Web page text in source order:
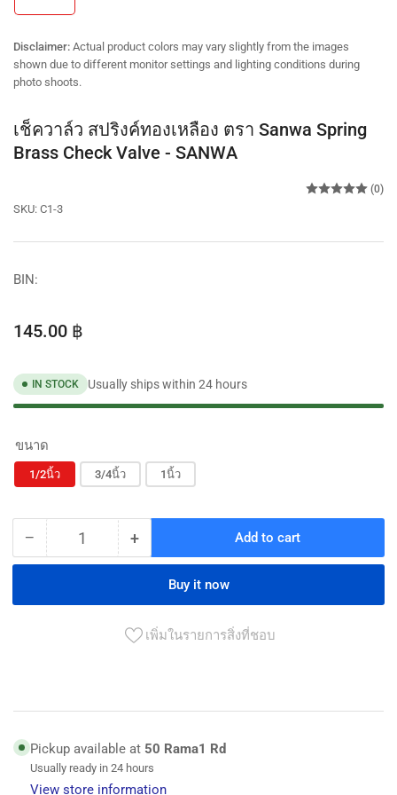
Disclaimer: Actual product colors may vary slightly from the images
shown due to different monitor settings and lighting conditions during
photo shoots.
เช็ควาล์ว สปริงค์ทองเหลือง ตรา Sanwa Spring
Brass Check Valve - SANWA
SKU: C1-3
(0)
BIN:
Regular
145.00 ฿
IN STOCK Usually ships within 24 hours
ขนาด
1/2นิ้ว 3/4นิ้ว 1นิ้ว
− Decrease
quantity
เช็ค
ทอง
ตรา
Sanwa
Quantity +Increase
quantity
เช็ค
วาล์ว
ทอง
ตรา
Sanwa
Add to cart
Buy it now
เพิ่มในรายการสิ่งที่ชอบ
Pickup available at 50 Rama1 Rd
Usually ready in 24 hours
View store information